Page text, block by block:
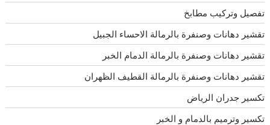
تفصيل وتركيب مطابخ
تقشير دهانات وصنفرة بالرمالة الاحساء الجبيل
تقشير دهانات وصنفرة بالرمالة الدمام الخبر
تقشير دهانات وصنفرة بالرمالة القطيف الظهران
تكسير جدران الرياض
تكسير وترميم بالدمام و الخبر